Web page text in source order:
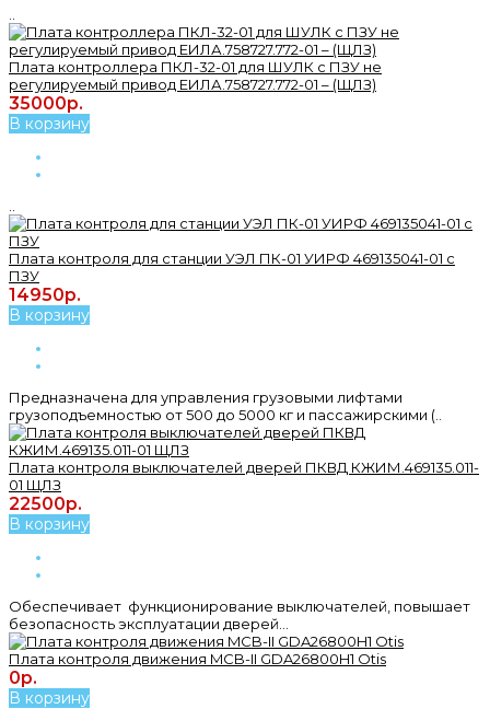
Плата контроллера ПКЛ-32-01 для ШУЛК с ПЗУ не
регулируемый привод ЕИЛА.758727.772-01 – (ЩЛЗ)
35000р.
В корзину
Плата контроля для станции УЭЛ ПК-01 УИРФ 469135041-01 с
ПЗУ
14950р.
В корзину
Предназначена для управления грузовыми лифтами
грузоподъемностью от 500 до 5000 кг и пассажирскими (..
Плата контроля выключателей дверей ПКВД КЖИМ.469135.011-
01 ЩЛЗ
22500р.
В корзину
Обеспечивает функционирование выключателей, повышает
безопасность эксплуатации дверей...
Плата контроля движения MCB-II GDA26800H1 Otis
0р.
В корзину